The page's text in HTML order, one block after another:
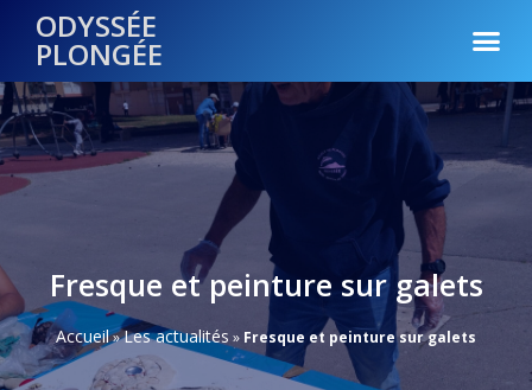
ODYSSÉE
PLONGÉE
Fresque et peinture sur galets
Accueil»Les actualités » Fresque et peinture sur galets